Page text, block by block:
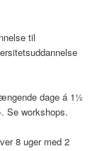
til
dage á 1½
Se workshops.
8 uger med 2